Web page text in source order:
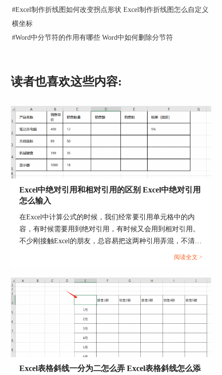
件]。
图3：其他文件路径
4、然后在新对话框中找到视频文件并双击，这时
候在[超链接到]下方的输入框中就会出现目标视频
文件的地址，再点击[确定]即可。
5、这样超链接做视频就完成了，右键点击摄像机
样式图标，就可以找开链接或对链接进行编辑，如
下图所示。
#Excel制作折线图如何改变拐点形状 Excel制作折线图怎么自定义
横坐标
#Word中分节符的作用有哪些 Word中如何删除分节符
读者也喜欢这些内容:
Excel中绝对引用和相对引用的区别 Excel中绝对引用
怎么输入
在Excel中计算公式的时候，我们经常要引用单元格中的内
容，有时候需要用到绝对引用，有时候又会用到相对引用。
不少刚接触Excel的朋友，总容易把这两种引用弄混，不清楚
该在什么情况下使用绝对引用或者相对引用。那么今天我们
Excel中绝对引用怎么输入的相关内容。...
阅读全文 >
Excel表格斜线一分为二怎么弄 Excel表格斜线怎么添